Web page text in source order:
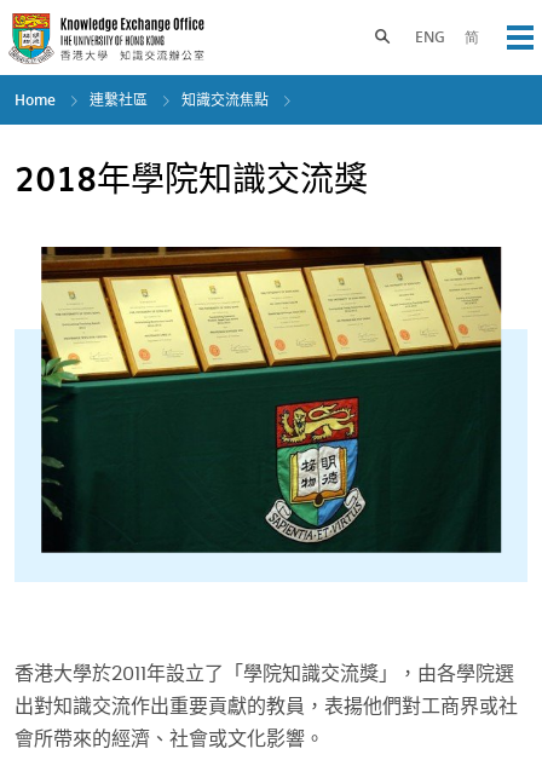
Skip
to
main
content
ENG 简
Toggle search panel
Home 連繫社區 知識交流焦點
2018年學院知識交流獎
香港大學於2011年設立了「學院知識交流獎」，由各學院選
出對知識交流作出重要貢獻的教員，表揚他們對工商界或社
會所帶來的經濟、社會或文化影響。